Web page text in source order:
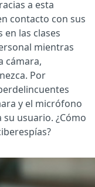
a esta
contacto con sus
las clases
mientras
cámara,
Por
y el micrófono
usuario. ¿Cómo